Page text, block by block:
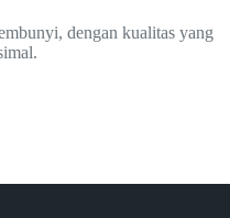
dengan kualitas yang